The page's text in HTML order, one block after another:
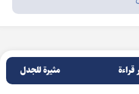
قراءة مثيرة للجدل